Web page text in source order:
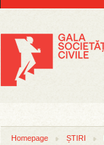
Homepage ȘTIRI